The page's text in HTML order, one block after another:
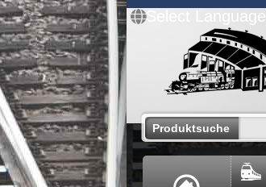
Select Language
Produktsuche